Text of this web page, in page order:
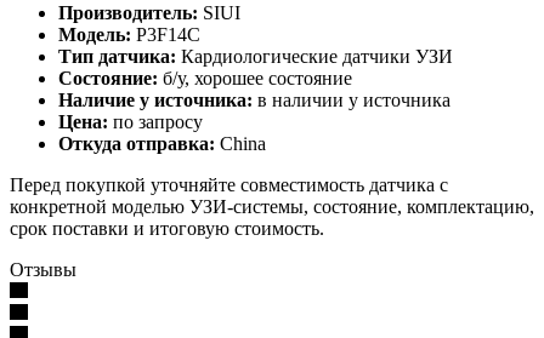
Производитель: SIUI
Модель: P3F14C
Тип датчика: Кардиологические датчики УЗИ
Состояние: б/у, хорошее состояние
Наличие у источника: в наличии у источника
Цена: по запросу
Откуда отправка: China
Перед покупкой уточняйте совместимость датчика с
конкретной моделью УЗИ-системы, состояние, комплектацию,
срок поставки и итоговую стоимость.
Отзывы